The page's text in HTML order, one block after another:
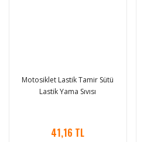
Motosiklet Lastik Tamir Sütü
Lastik Yama Sıvısı
41,16 TL